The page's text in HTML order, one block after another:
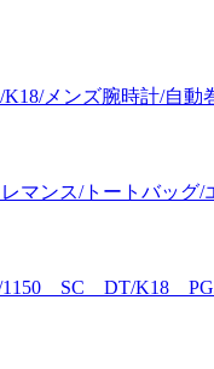
メンズ腕時計/自動
マンス/トートバッグ
/1150 SC DT/K18